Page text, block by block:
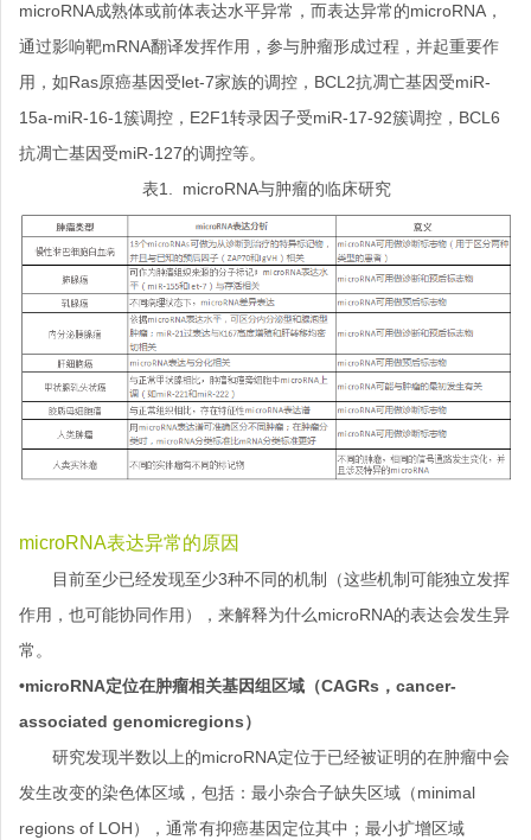
microRNA成熟体或前体表达水平异常，而表达异常的microRNA，
通过影响靶mRNA翻译发挥作用，参与肿瘤形成过程，并起重要作
用，如Ras原癌基因受let-7家族的调控，BCL2抗凋亡基因受miR-
15a-miR-16-1簇调控，E2F1转录因子受miR-17-92簇调控，BCL6
抗凋亡基因受miR-127的调控等。
表1. microRNA与肿瘤的临床研究
microRNA表达异常的原因
目前至少已经发现至少3种不同的机制（这些机制可能独立发挥
作用，也可能协同作用），来解释为什么microRNA的表达会发生异
常。
•microRNA定位在肿瘤相关基因组区域（CAGRs，cancer-
associated genomicregions）
研究发现半数以上的microRNA定位于已经被证明的在肿瘤中会
发生改变的染色体区域，包括：最小杂合子缺失区域（minimal
regions of LOH），通常有抑癌基因定位其中；最小扩增区域